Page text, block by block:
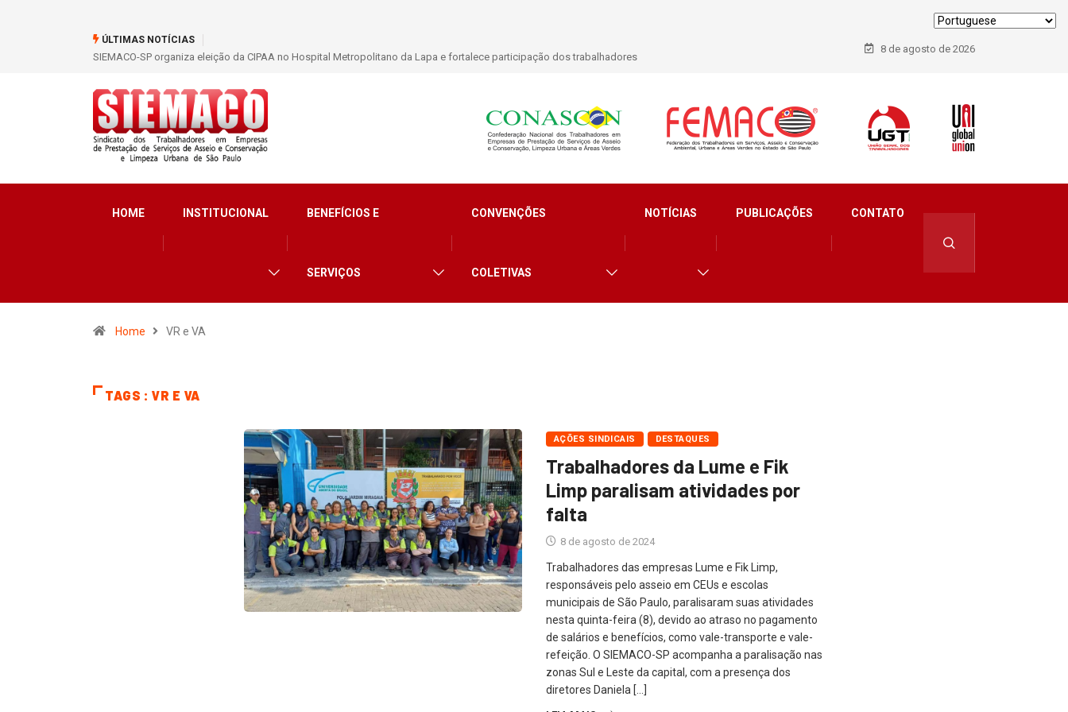
ÚLTIMAS NOTÍCIAS
SIEMACO-SP organiza eleição da CIPAA no Hospital Metropolitano da Lapa e fortalece participação dos trabalhadores
8 de agosto de 2026
HOME INSTITUCIONAL BENEFÍCIOS E
SERVIÇOS
CONVENÇÕES
COLETIVAS
NOTÍCIAS PUBLICAÇÕES CONTATO
Home VR e VA
TAGS : VR E VA
AÇÕES SINDICAIS DESTAQUES
Trabalhadores da Lume e Fik
Limp paralisam atividades por
falta
8 de agosto de 2024
Trabalhadores das empresas Lume e Fik Limp,
responsáveis pelo asseio em CEUs e escolas
municipais de São Paulo, paralisaram suas atividades
nesta quinta-feira (8), devido ao atraso no pagamento
de salários e benefícios, como vale-transporte e vale-
refeição. O SIEMACO-SP acompanha a paralisação nas
zonas Sul e Leste da capital, com a presença dos
diretores Daniela […]